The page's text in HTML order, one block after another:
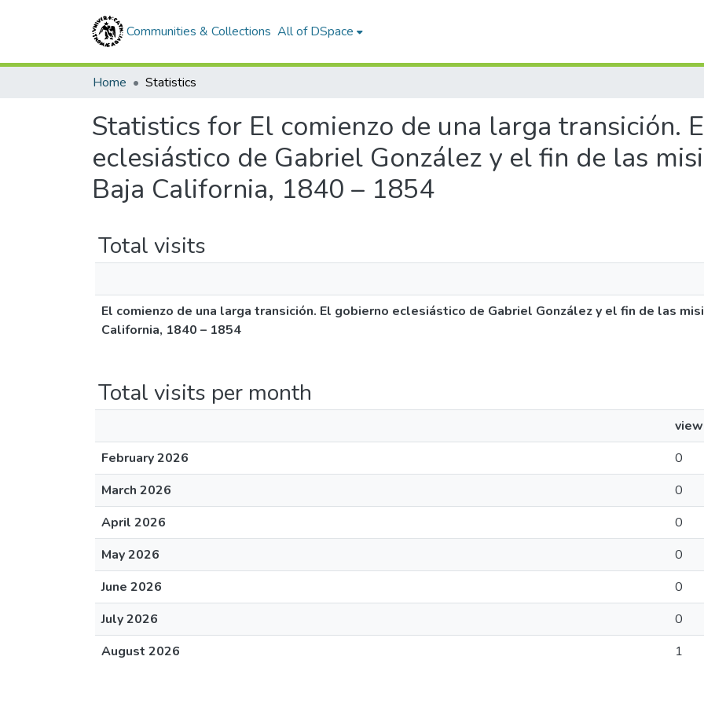
Communities & Collections All of DSpace
Home Statistics
Statistics for El comienzo de una larga transición.
eclesiástico de Gabriel González y el fin de las
Baja California, 1840 – 1854
Total visits
El comienzo de una larga transición. El gobierno eclesiástico de Gabriel González y el fin de las
California, 1840 – 1854
Total visits per month
February 2026
0
March 2026
0
April 2026
0
May 2026
0
June 2026
0
July 2026
0
August 2026
1